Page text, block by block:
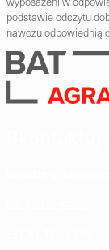
podstawie odczytu
nawozu odpowiednią